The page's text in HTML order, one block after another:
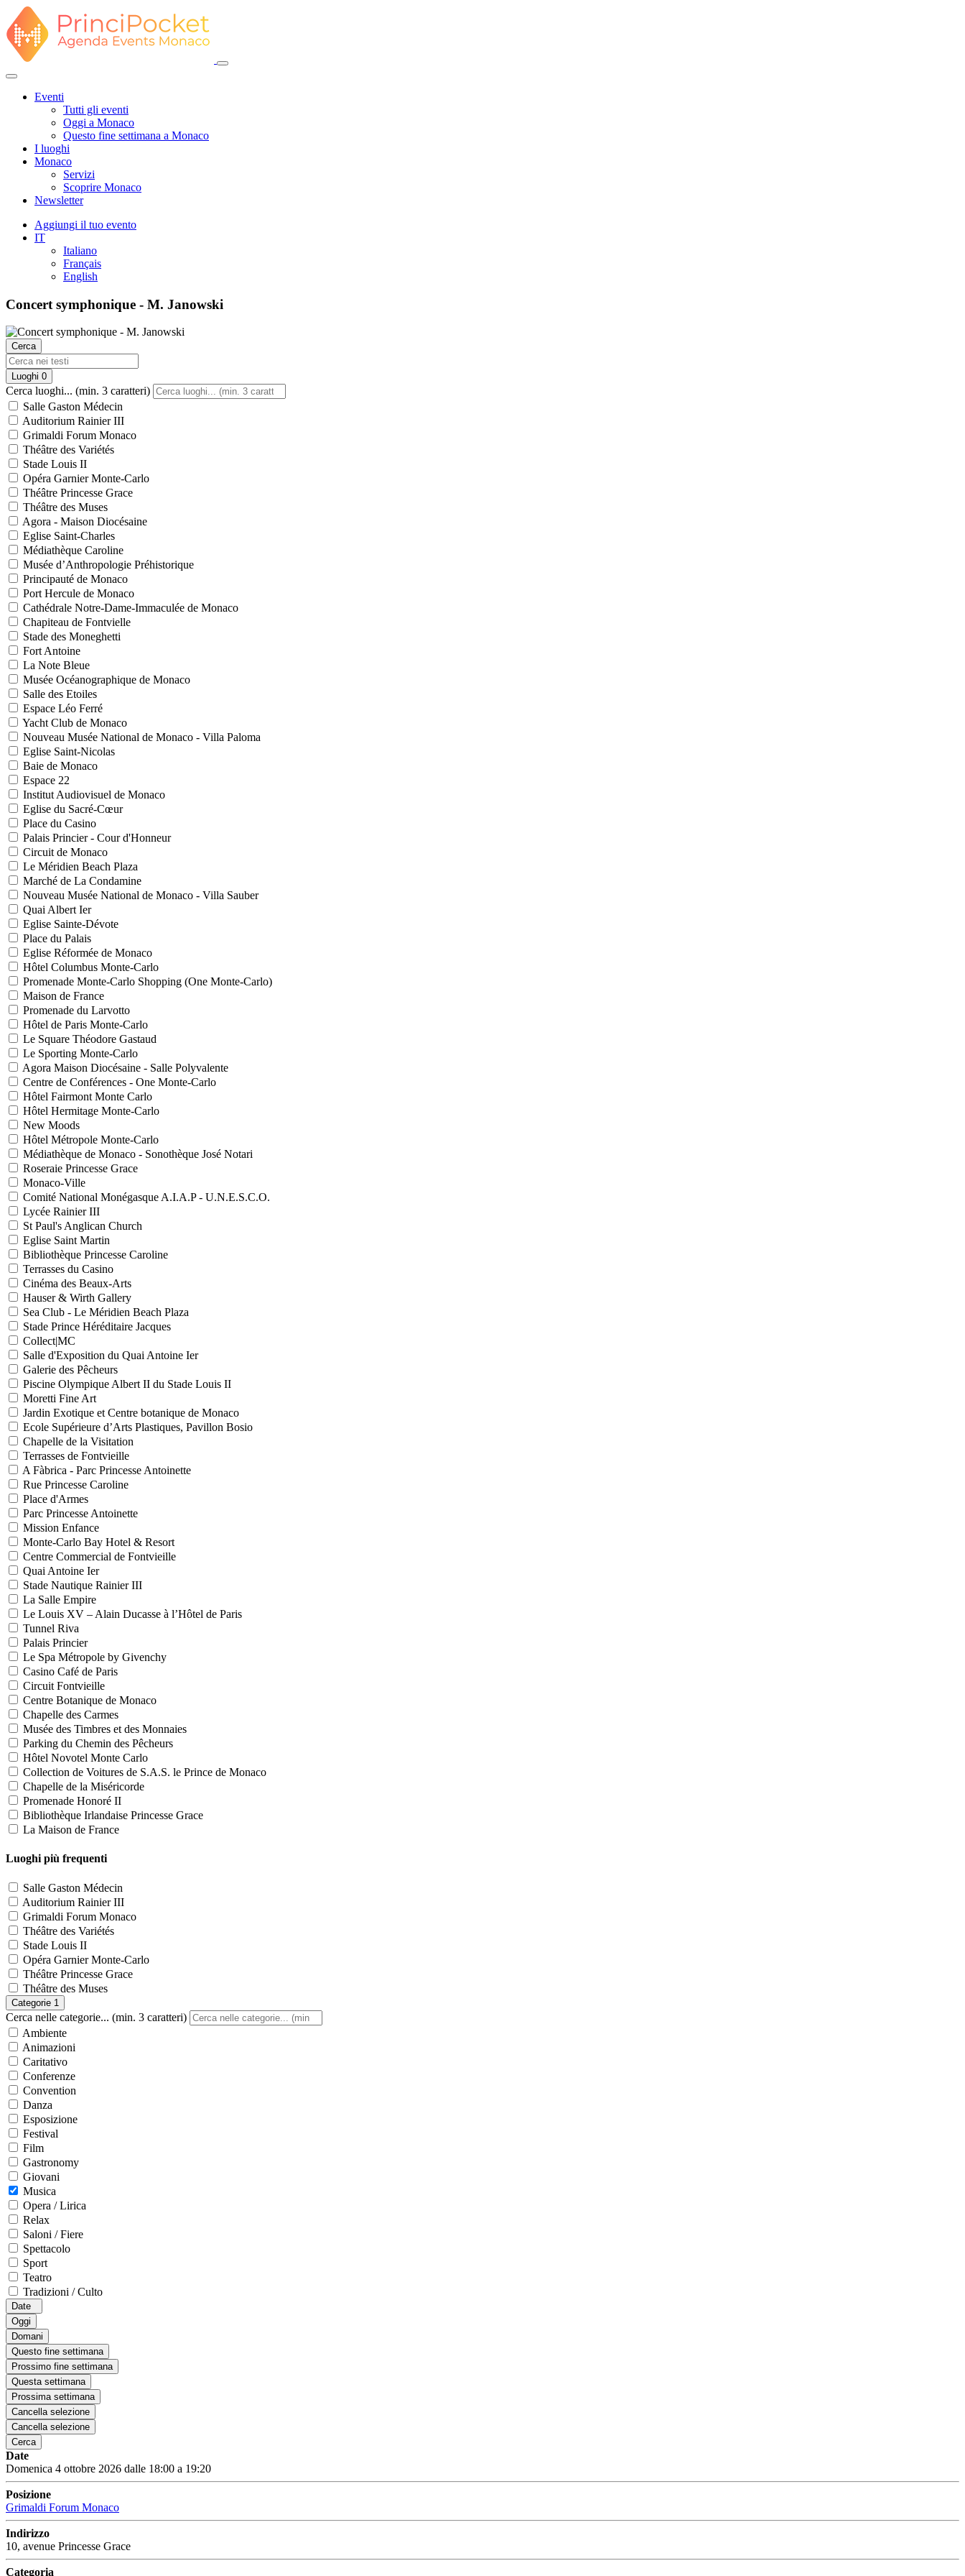
Eventi
Tutti gli eventi
Oggi a Monaco
Questo fine settimana a Monaco
I luoghi
Monaco
Servizi
Scoprire Monaco
Newsletter
Aggiungi il tuo evento
IT
Italiano
Français
English
Concert symphonique - M. Janowski
Cerca
Luoghi 0
Cerca luoghi... (min. 3 caratteri)
Salle Gaston Médecin
Auditorium Rainier III
Grimaldi Forum Monaco
Théâtre des Variétés
Stade Louis II
Opéra Garnier Monte-Carlo
Théâtre Princesse Grace
Théâtre des Muses
Agora - Maison Diocésaine
Eglise Saint-Charles
Médiathèque Caroline
Musée d’Anthropologie Préhistorique
Principauté de Monaco
Port Hercule de Monaco
Cathédrale Notre-Dame-Immaculée de Monaco
Chapiteau de Fontvielle
Stade des Moneghetti
Fort Antoine
La Note Bleue
Musée Océanographique de Monaco
Salle des Etoiles
Espace Léo Ferré
Yacht Club de Monaco
Nouveau Musée National de Monaco - Villa Paloma
Eglise Saint-Nicolas
Baie de Monaco
Espace 22
Institut Audiovisuel de Monaco
Eglise du Sacré-Cœur
Place du Casino
Palais Princier - Cour d'Honneur
Circuit de Monaco
Le Méridien Beach Plaza
Marché de La Condamine
Nouveau Musée National de Monaco - Villa Sauber
Quai Albert Ier
Eglise Sainte-Dévote
Place du Palais
Eglise Réformée de Monaco
Hôtel Columbus Monte-Carlo
Promenade Monte-Carlo Shopping (One Monte-Carlo)
Maison de France
Promenade du Larvotto
Hôtel de Paris Monte-Carlo
Le Square Théodore Gastaud
Le Sporting Monte-Carlo
Agora Maison Diocésaine - Salle Polyvalente
Centre de Conférences - One Monte-Carlo
Hôtel Fairmont Monte Carlo
Hôtel Hermitage Monte-Carlo
New Moods
Hôtel Métropole Monte-Carlo
Médiathèque de Monaco - Sonothèque José Notari
Roseraie Princesse Grace
Monaco-Ville
Comité National Monégasque A.I.A.P - U.N.E.S.C.O.
Lycée Rainier III
St Paul's Anglican Church
Eglise Saint Martin
Bibliothèque Princesse Caroline
Terrasses du Casino
Cinéma des Beaux-Arts
Hauser & Wirth Gallery
Sea Club - Le Méridien Beach Plaza
Stade Prince Héréditaire Jacques
Collect|MC
Salle d'Exposition du Quai Antoine Ier
Galerie des Pêcheurs
Piscine Olympique Albert II du Stade Louis II
Moretti Fine Art
Jardin Exotique et Centre botanique de Monaco
Ecole Supérieure d’Arts Plastiques, Pavillon Bosio
Chapelle de la Visitation
Terrasses de Fontvieille
A Fàbrica - Parc Princesse Antoinette
Rue Princesse Caroline
Place d'Armes
Parc Princesse Antoinette
Mission Enfance
Monte-Carlo Bay Hotel & Resort
Centre Commercial de Fontvieille
Quai Antoine Ier
Stade Nautique Rainier III
La Salle Empire
Le Louis XV – Alain Ducasse à l’Hôtel de Paris
Tunnel Riva
Palais Princier
Le Spa Métropole by Givenchy
Casino Café de Paris
Circuit Fontvieille
Centre Botanique de Monaco
Chapelle des Carmes
Musée des Timbres et des Monnaies
Parking du Chemin des Pêcheurs
Hôtel Novotel Monte Carlo
Collection de Voitures de S.A.S. le Prince de Monaco
Chapelle de la Miséricorde
Promenade Honoré II
Bibliothèque Irlandaise Princesse Grace
La Maison de France
Luoghi più frequenti
Salle Gaston Médecin
Auditorium Rainier III
Grimaldi Forum Monaco
Théâtre des Variétés
Stade Louis II
Opéra Garnier Monte-Carlo
Théâtre Princesse Grace
Théâtre des Muses
Categorie 1
Cerca nelle categorie... (min. 3 caratteri)
Ambiente
Animazioni
Caritativo
Conferenze
Convention
Danza
Esposizione
Festival
Film
Gastronomy
Giovani
Musica
Opera / Lirica
Relax
Saloni / Fiere
Spettacolo
Sport
Teatro
Tradizioni / Culto
Date
Oggi
Domani
Questo fine settimana
Prossimo fine settimana
Questa settimana
Prossima settimana
Cancella selezione
Cancella selezione
Cerca
Date
Domenica 4 ottobre 2026 dalle 18:00 a 19:20
Posizione
Grimaldi Forum Monaco
Indirizzo
10, avenue Princesse Grace
Categoria